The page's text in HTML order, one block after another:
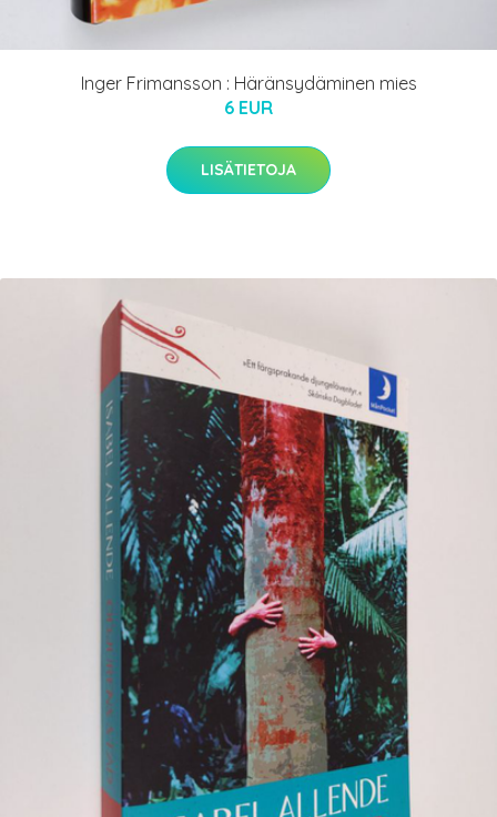
Inger Frimansson : Häränsydäminen mies
6 EUR
LISÄTIETOJA